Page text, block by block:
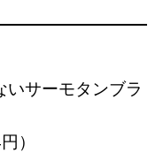
いサーモタンブラ
）